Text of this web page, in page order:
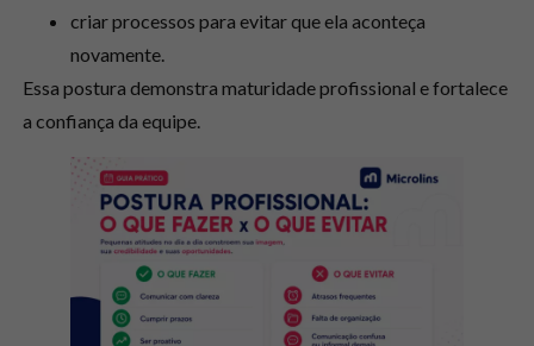
criar processos para evitar que ela aconteça
novamente.
Essa postura demonstra maturidade profissional e fortalece
a confiança da equipe.